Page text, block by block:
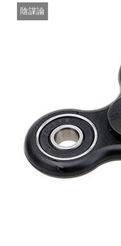
陰謀論